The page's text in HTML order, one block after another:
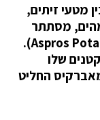
מטעי זיתים,
מסתתר
הכפר הנטוש אספרוס פוטאמוס (Aspros Potamos).
שלו
החליט